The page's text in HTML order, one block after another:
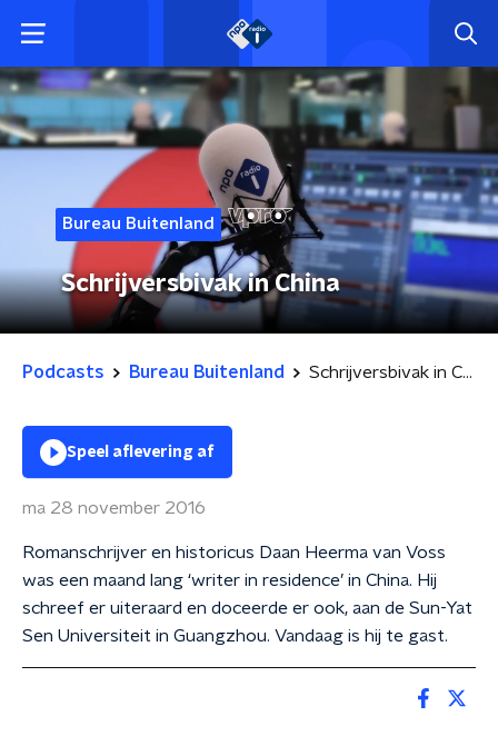
Bureau Buitenland
Schrijversbivak in China
Podcasts Bureau Buitenland Schrijversbivak in China
Speel aflevering af
ma 28 november 2016
Romanschrijver en historicus Daan Heerma van Voss
was een maand lang ‘writer in residence’ in China. Hij
schreef er uiteraard en doceerde er ook, aan de Sun-Yat
Sen Universiteit in Guangzhou. Vandaag is hij te gast.